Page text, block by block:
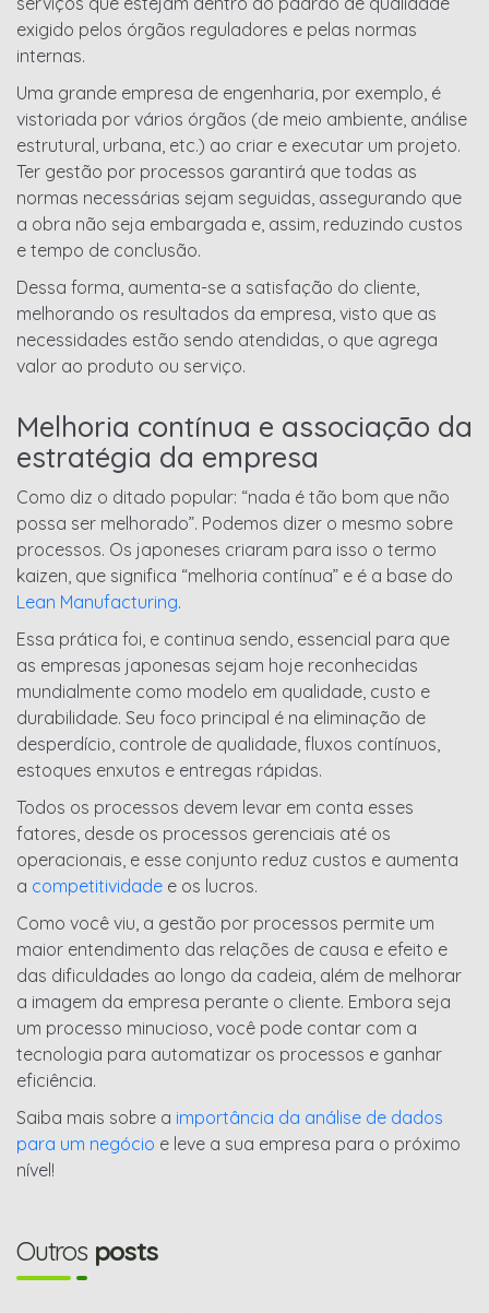
exigido pelos órgãos reguladores e pelas normas
internas.
Uma grande empresa de engenharia, por exemplo, é
vistoriada por vários órgãos (de meio ambiente, análise
estrutural, urbana, etc.) ao criar e executar um projeto.
Ter gestão por processos garantirá que todas as
normas necessárias sejam seguidas, assegurando que
a obra não seja embargada e, assim, reduzindo custos
e tempo de conclusão.
Dessa forma, aumenta-se a satisfação do cliente,
melhorando os resultados da empresa, visto que as
necessidades estão sendo atendidas, o que agrega
valor ao produto ou serviço.
Melhoria contínua e associação da
estratégia da empresa
Como diz o ditado popular: “nada é tão bom que não
possa ser melhorado”. Podemos dizer o mesmo sobre
processos. Os japoneses criaram para isso o termo
kaizen, que significa “melhoria contínua” e é a base do
Lean Manufacturing.
Essa prática foi, e continua sendo, essencial para que
as empresas japonesas sejam hoje reconhecidas
mundialmente como modelo em qualidade, custo e
durabilidade. Seu foco principal é na eliminação de
desperdício, controle de qualidade, fluxos contínuos,
estoques enxutos e entregas rápidas.
Todos os processos devem levar em conta esses
fatores, desde os processos gerenciais até os
operacionais, e esse conjunto reduz custos e aumenta
a competitividade e os lucros.
Como você viu, a gestão por processos permite um
maior entendimento das relações de causa e efeito e
das dificuldades ao longo da cadeia, além de melhorar
a imagem da empresa perante o cliente. Embora seja
um processo minucioso, você pode contar com a
tecnologia para automatizar os processos e ganhar
eficiência.
Saiba mais sobre a importância da análise de dados
para um negócio e leve a sua empresa para o próximo
nível!
Outros posts